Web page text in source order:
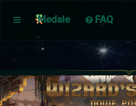
Medale FAQ